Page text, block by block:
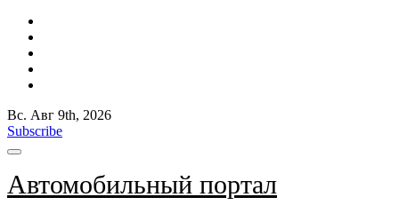
Вс. Авг 9th, 2026
Subscribe
Автомобильный портал